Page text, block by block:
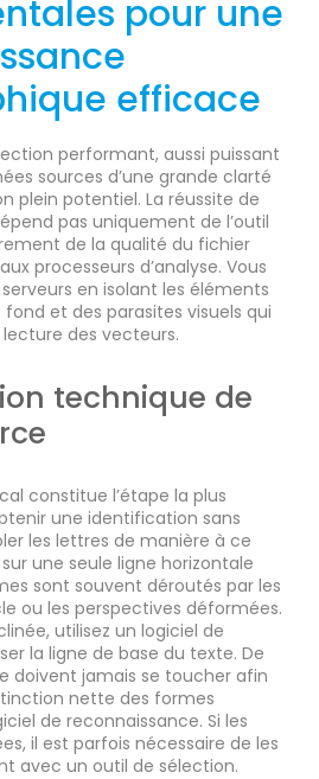
pour une
efficace
performant, aussi puissant
sources d’une grande clarté
plein potentiel. La réussite de
pas uniquement de l’outil
de la qualité du fichier
processeurs d’analyse. Vous
en isolant les éléments
et des parasites visuels qui
des vecteurs.
technique de
constitue l’étape la plus
une identification sans
les lettres de manière à ce
une seule ligne horizontale
sont souvent déroutés par les
ou les perspectives déformées.
utilisez un logiciel de
la ligne de base du texte. De
doivent jamais se toucher afin
nette des formes
de reconnaissance. Si les
il est parfois nécessaire de les
avec un outil de sélection.